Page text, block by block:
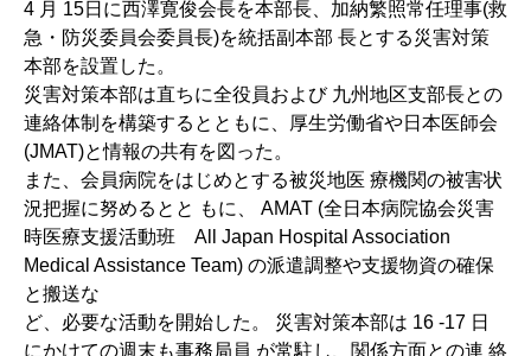
4 月 15日に西澤寛俊会長を本部長、加納繁照常任理事(救
急・防災委員会委員長)を統括副本部 長とする災害対策
本部を設置した。
災害対策本部は直ちに全役員および 九州地区支部長との
連絡体制を構築するとともに、厚生労働省や日本医師会
(JMAT)と情報の共有を図った。
また、会員病院をはじめとする被災地医 療機関の被害状
況把握に努めるとと もに、 AMAT (全日本病院協会災害
時医療支援活動班 All Japan Hospital Association
Medical Assistance Team) の派遣調整や支援物資の確保
と搬送な
ど、必要な活動を開始した。 災害対策本部は 16 -17 日
にかけての週末も事務局員 が常駐し、関係方面との連 絡